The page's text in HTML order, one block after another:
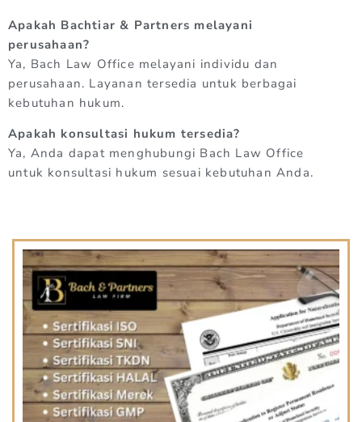
Apakah Bachtiar & Partners melayani
perusahaan?
Ya, Bach Law Office melayani individu dan
perusahaan. Layanan tersedia untuk berbagai
kebutuhan hukum.
Apakah konsultasi hukum tersedia?
Ya, Anda dapat menghubungi Bach Law Office
untuk konsultasi hukum sesuai kebutuhan Anda.